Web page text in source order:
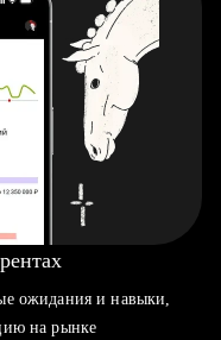
ожидания и навыки,
на рынке